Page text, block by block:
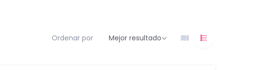
Ordenar por Mejor resultado